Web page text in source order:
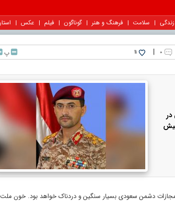
سلامت فرهنگ و هنر گوناگون فیلم عکس
۰ |
11 پ
مجازات دشمن سعودی بسیار سنگین و دردناک خواهد بود. خون